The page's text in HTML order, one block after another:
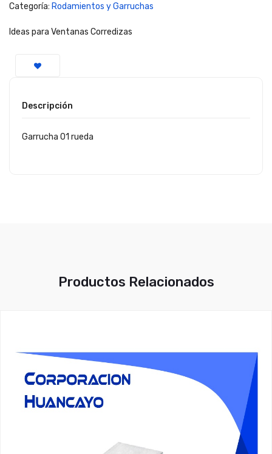
Categoría: Rodamientos y Garruchas
Ideas para Ventanas Corredizas
Descripción
Garrucha 01 rueda
Productos Relacionados